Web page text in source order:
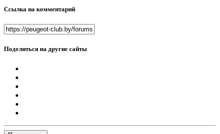
Ссылка на комментарий
Поделиться на другие сайты